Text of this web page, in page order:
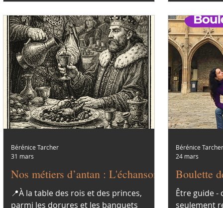
L'occasion
Nos métiers d’antan : L'échanson
📍À la table des rois et des princes,
parmi les dorures et les banquets
Bérénice Tarcher
31 mars
Boulette
Être guide -
seulement
Bérénice Tarcher
24 mars